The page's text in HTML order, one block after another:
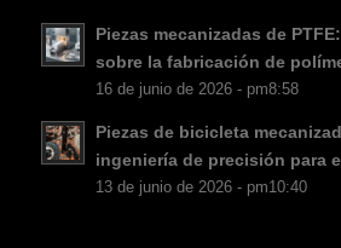
Piezas mecanizadas de
sobre la fabricación de
16 de junio de 2026 - pm8:58
Piezas de bicicleta
ingeniería de precisión para
13 de junio de 2026 - pm10:40
DE
RU
NL
PL